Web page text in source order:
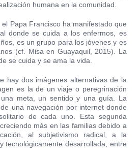
humana en la comunidad.
Papa Francisco ha manifestado que
donde se cuida a los enfermos, es
es un grupo para los jóvenes y es
(cf. Misa en Guayaquil, 2015). La
se cuida y se ama la vida.
hay dos imágenes alternativas de la
es la de un viaje o peregrinación
meta, un sentido y una guía. La
una navegación por internet donde
de cada uno. Esta segunda
más en las familias debido a
al subjetivismo radical, a la
tecnológicamente desarrollada, entre